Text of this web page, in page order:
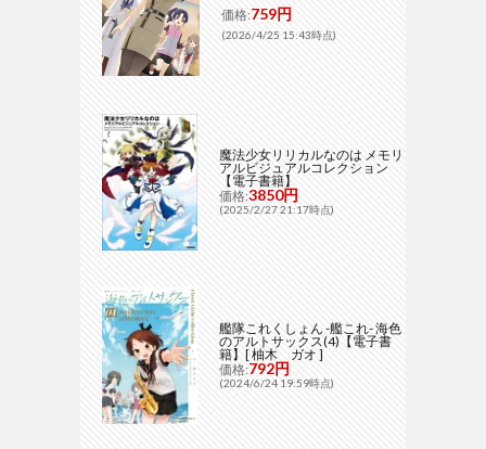
価格:759円
(2026/4/25 15:43時点)
魔法少女リリカルなのは メモリ
アルビジュアルコレクション
【電子書籍】
価格:3850円
(2025/2/27 21:17時点)
艦隊これくしょん -艦これ- 海色
のアルトサックス(4)【電子書
籍】[ 柚木 ガオ ]
価格:792円
(2024/6/24 19:59時点)